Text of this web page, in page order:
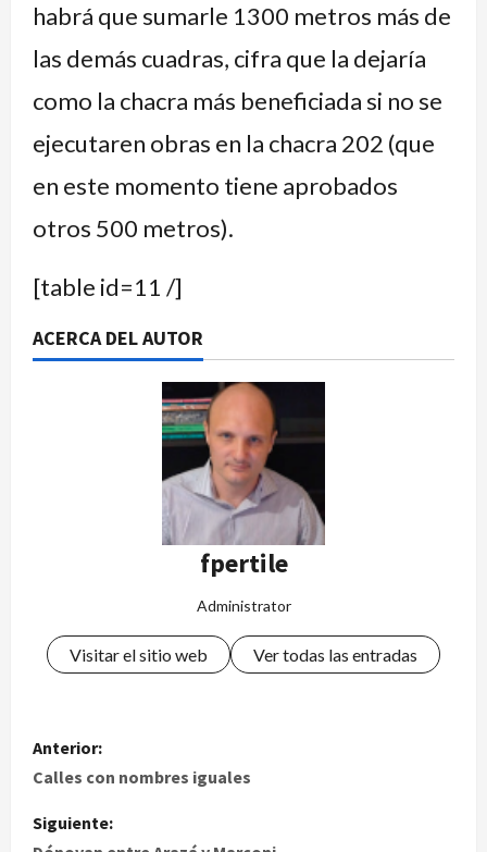
habrá que sumarle 1300 metros más de
las demás cuadras, cifra que la dejaría
como la chacra más beneficiada si no se
ejecutaren obras en la chacra 202 (que
en este momento tiene aprobados
otros 500 metros).
[table id=11 /]
ACERCA DEL AUTOR
fpertile
Administrator
Visitar el sitio web Ver todas las entradas
Anterior:
Calles con nombres iguales
Siguiente: